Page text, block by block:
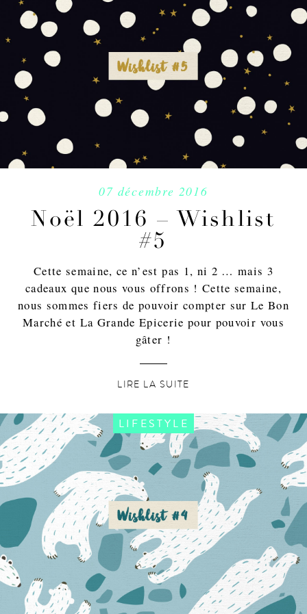
07 décembre 2016
Noël 2016 – Wishlist
#5
Cette semaine, ce n’est pas 1, ni 2 … mais 3
cadeaux que nous vous offrons ! Cette semaine,
nous sommes fiers de pouvoir compter sur Le Bon
Marché et La Grande Epicerie pour pouvoir vous
gâter !
LIRE LA SUITE
LIFESTYLE